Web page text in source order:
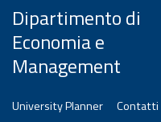
Vai al contenuto
Dipartimento di
Economia e
Management
University Planner
Contatti